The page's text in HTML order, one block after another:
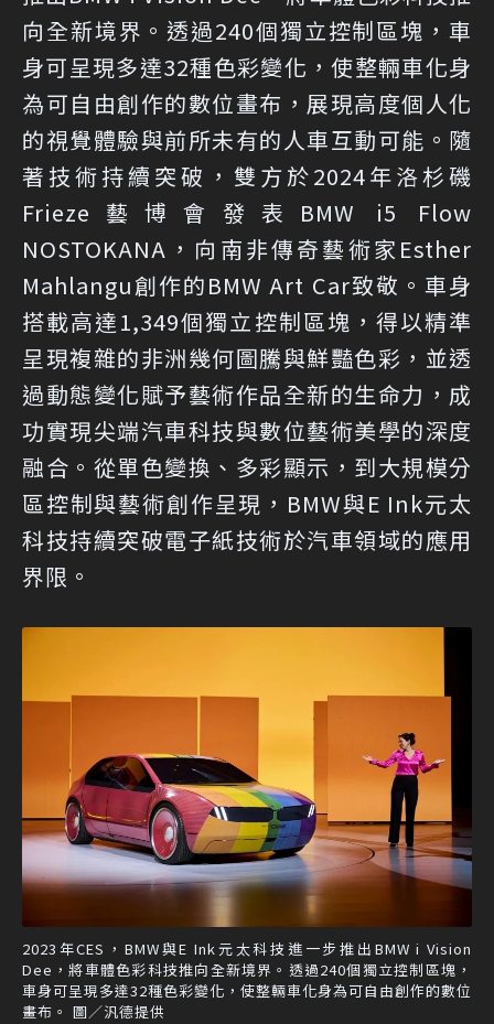
向全新境界。透過240個獨立控制區塊，車
身可呈現多達32種色彩變化，使整輛車化身
為可自由創作的數位畫布，展現高度個人化
的視覺體驗與前所未有的人車互動可能。隨
著技術持續突破，雙方於2024年洛杉磯
Frieze藝博會發表BMW i5 Flow
NOSTOKANA，向南非傳奇藝術家Esther
Mahlangu創作的BMW Art Car致敬。車身
搭載高達1,349個獨立控制區塊，得以精準
呈現複雜的非洲幾何圖騰與鮮豔色彩，並透
過動態變化賦予藝術作品全新的生命力，成
功實現尖端汽車科技與數位藝術美學的深度
融合。從單色變換、多彩顯示，到大規模分
區控制與藝術創作呈現，BMW與E Ink元太
科技持續突破電子紙技術於汽車領域的應用
界限。
2023年CES，BMW與E Ink元太科技進一步推出BMW i Vision
Dee，將車體色彩科技推向全新境界。透過240個獨立控制區塊，
車身可呈現多達32種色彩變化，使整輛車化身為可自由創作的數位
畫布。 圖／汎德提供